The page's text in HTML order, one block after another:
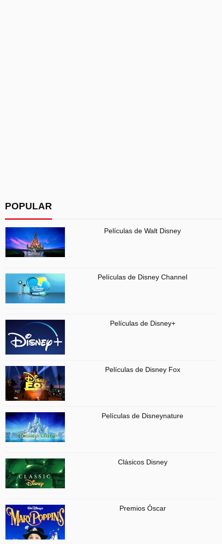
POPULAR
Películas de Walt Disney
Películas de Disney Channel
Películas de Disney+
Películas de Disney Fox
Películas de Disneynature
Clásicos Disney
Premios Óscar